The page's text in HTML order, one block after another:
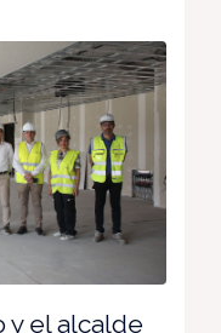
y el alcalde